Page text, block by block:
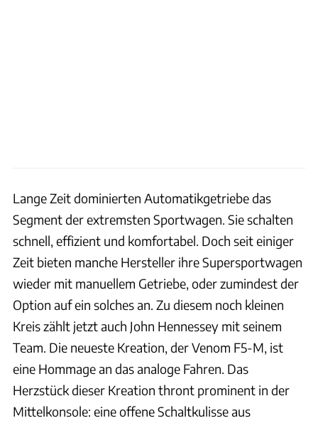
Lange Zeit dominierten Automatikgetriebe das
Segment der extremsten Sportwagen. Sie schalten
schnell, effizient und komfortabel. Doch seit einiger
Zeit bieten manche Hersteller ihre Supersportwagen
wieder mit manuellem Getriebe, oder zumindest der
Option auf ein solches an. Zu diesem noch kleinen
Kreis zählt jetzt auch John Hennessey mit seinem
Team. Die neueste Kreation, der Venom F5-M, ist
eine Hommage an das analoge Fahren. Das
Herzstück dieser Kreation thront prominent in der
Mittelkonsole: eine offene Schaltkulisse aus